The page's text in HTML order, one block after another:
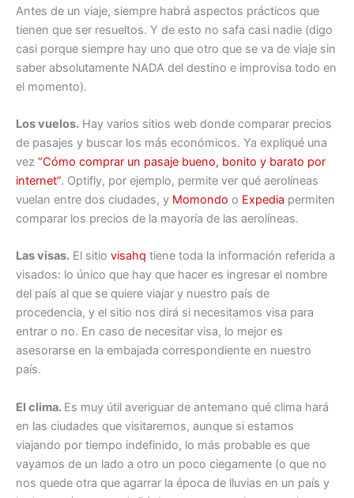
Antes de un viaje, siempre habrá aspectos prácticos que
tienen que ser resueltos. Y de esto no safa casi nadie (digo
casi porque siempre hay uno que otro que se va de viaje sin
saber absolutamente NADA del destino e improvisa todo en
el momento).
Los vuelos. Hay varios sitios web donde comparar precios
de pasajes y buscar los más económicos. Ya expliqué una
vez “Cómo comprar un pasaje bueno, bonito y barato por
internet”. Optifly, por ejemplo, permite ver qué aerolíneas
vuelan entre dos ciudades, y Momondo o Expedia permiten
comparar los precios de la mayoría de las aerolíneas.
Las visas. El sitio visahq tiene toda la información referida a
visados: lo único que hay que hacer es ingresar el nombre
del país al que se quiere viajar y nuestro país de
procedencia, y el sitio nos dirá si necesitamos visa para
entrar o no. En caso de necesitar visa, lo mejor es
asesorarse en la embajada correspondiente en nuestro
país.
El clima. Es muy útil averiguar de antemano qué clima hará
en las ciudades que visitaremos, aunque si estamos
viajando por tiempo indefinido, lo más probable es que
vayamos de un lado a otro un poco ciegamente (o que no
nos quede otra que agarrar la época de lluvias en un país y